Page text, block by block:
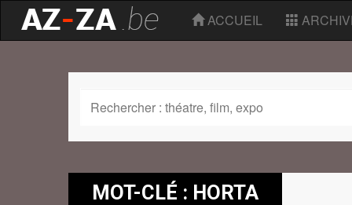
ACCUEIL
MOT-CLÉ : HORTA